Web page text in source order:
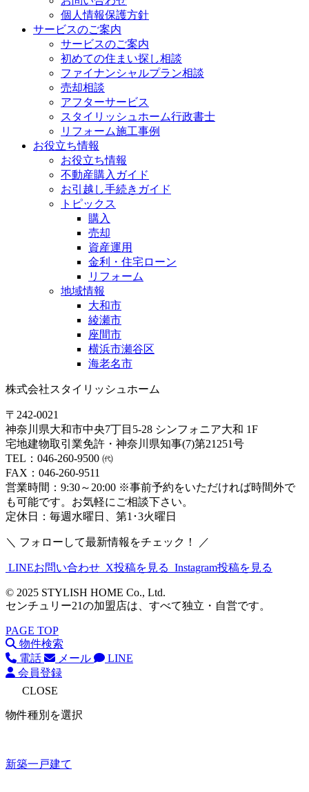
個人情報保護方針
サービスのご案内
サービスのご案内
初めての住まい探し相談
ファイナンシャルプラン相談
売却相談
アフターサービス
スタイリッシュホーム行政書士
リフォーム施工事例
お役立ち情報
お役立ち情報
不動産購入ガイド
お引越し手続きガイド
トピックス
購入
売却
資産運用
金利・住宅ローン
リフォーム
地域情報
大和市
綾瀬市
座間市
横浜市瀬谷区
海老名市
株式会社スタイリッシュホーム
〒242-0021
神奈川県大和市中央7丁目5-28 シンフォニア大和 1F
宅地建物取引業免許・神奈川県知事(7)第21251号
TEL：046-260-9500 ㈹
FAX：046-260-9511
営業時間：9:30～20:00 ※事前予約をいただければ時間外で
も可能です。お気軽にご相談下さい。
定休日：毎週水曜日、第1･3火曜日
＼ フォローして最新情報をチェック！ ／
LINEお問い合わせ X投稿を見る Instagram投稿を見る
© 2025 STYLISH HOME Co., Ltd.
センチュリー21の加盟店は、すべて独立・自営です。
PAGE TOP
物件検索
電話
メール
LINE
会員登録
CLOSE
物件種別を選択
新築一戸建て